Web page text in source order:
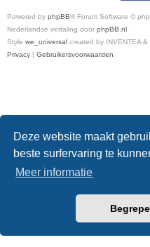
Deze website maakt
beste surfervaring te
Meer informatie
Powered by phpBB® Forum Software ©
Nederlandse vertaling door phpBB.nl
Style we_universal created by INVENTEA &
Privacy | Gebruikersvoorwaarden